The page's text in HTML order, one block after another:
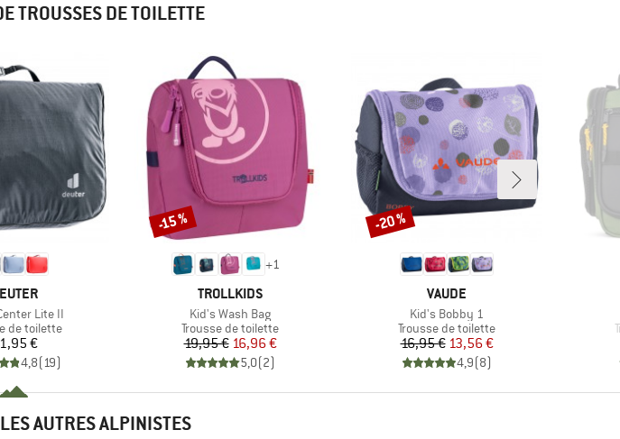
TROUSSES DE TOILETTE
Lite II
group
de toilette
Prix€
4,8(19)
+1
MARQUE
TROLLKIDS
Article
Kid's Wash Bag
Product group
Trousse de toilette
Prix
19,95 €Prix réduit
16,96 €
5,0(2)
Remise
-15 %
MARQUE
VAUDE
Article
Kid's Bobby 1
Product group
Trousse de toilette
Prix
16,95 €Prix réduit
13,56 €
4,9(8)
Remise
-20 %
AUTRES ALPINISTES